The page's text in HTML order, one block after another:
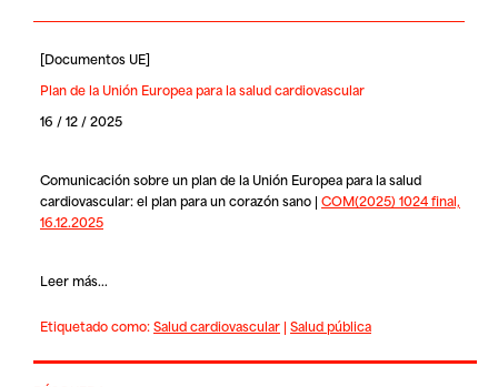
[Documentos UE]
Plan de la Unión Europea para la salud cardiovascular
16 / 12 / 2025
Comunicación sobre un plan de la Unión Europea para la salud
cardiovascular: el plan para un corazón sano | COM(2025) 1024 final,
16.12.2025
Leer más...
Etiquetado como:Salud cardiovascular| Salud pública